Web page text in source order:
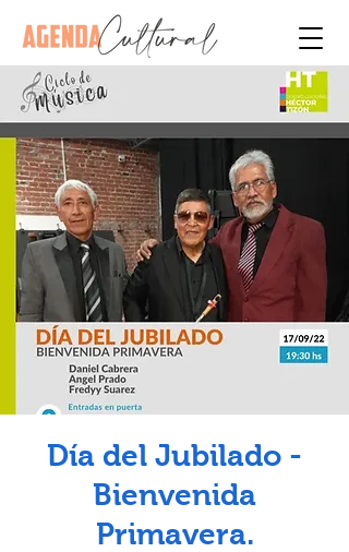
Día del Jubilado -
Bienvenida
Primavera.